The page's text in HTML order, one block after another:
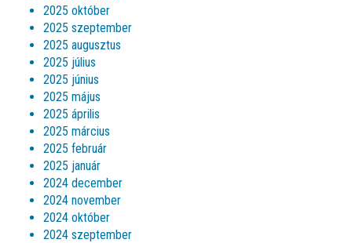
2025 október
2025 szeptember
2025 augusztus
2025 július
2025 június
2025 május
2025 április
2025 március
2025 február
2025 január
2024 december
2024 november
2024 október
2024 szeptember